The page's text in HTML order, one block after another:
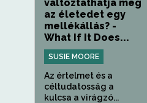
változtathatja meg
az életedet egy
mellékállás? -
What If It Does...
SUSIE MOORE
Az értelmet és a
céltudatosság a
kulcsa a virágzó...